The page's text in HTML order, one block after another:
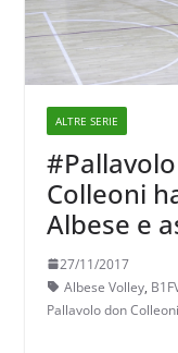
ALTRE SERIE
Colleoni
Albese e
Pinerolo
27/11/2017
Albese Volley,
Pallavolo don